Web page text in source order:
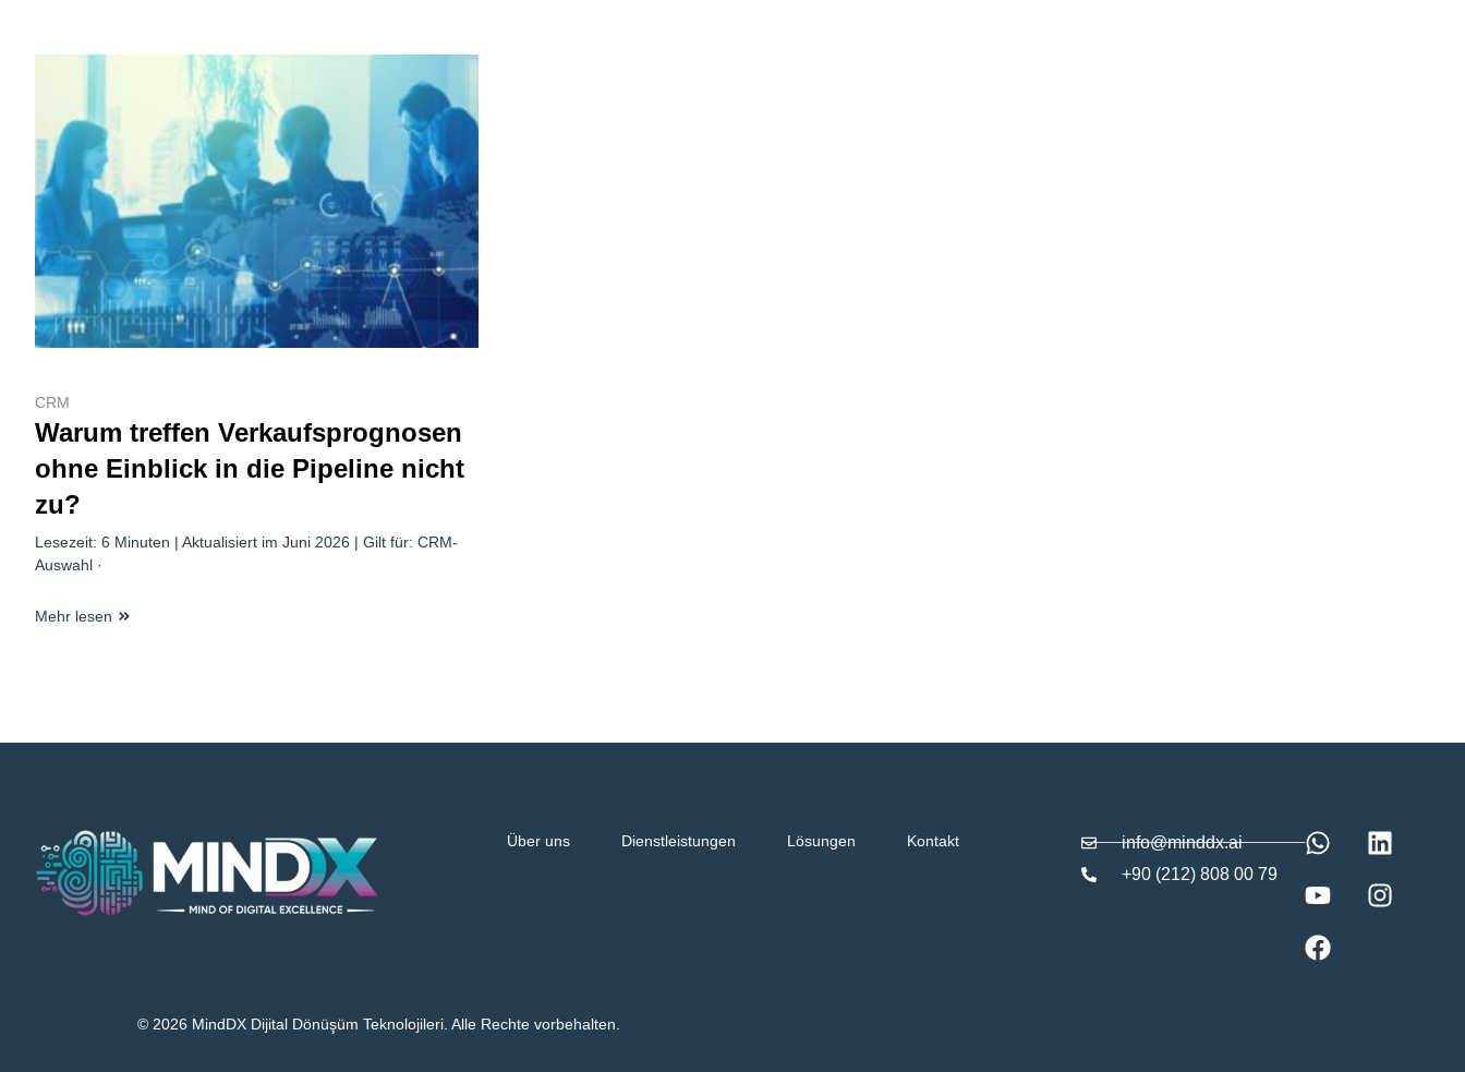
CRM
Warum treffen Verkaufsprognosen
ohne Einblick in die Pipeline nicht
zu?
Lesezeit: 6 Minuten | Aktualisiert im Juni 2026 | Gilt für: CRM-
Auswahl ·
Mehr lesen
Über uns Dienstleistungen Lösungen Kontakt
info@minddx.ai
+90 (212) 808 00 79
© 2026 MindDX Dijital Dönüşüm Teknolojileri. Alle Rechte vorbehalten.